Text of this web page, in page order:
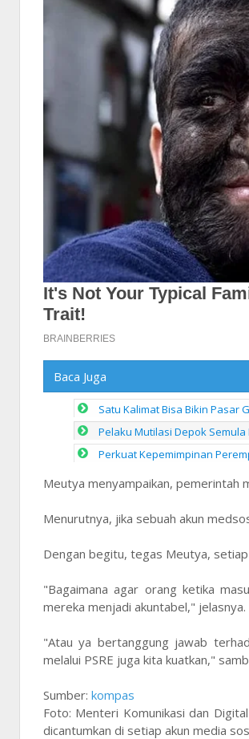
Baca Juga
Satu Kalimat Bisa Bikin Pasar
Pelaku Mutilasi Depok
Perkuat Kepemimpinan
Meutya menyampaikan, pemerintah
Menurutnya, jika sebuah akun
Dengan begitu, tegas Meutya,
"Bagaimana agar orang ketika
mereka menjadi akuntabel," jelasnya.
"Atau ya bertanggung jawab
melalui PSRE juga kita kuatkan,"
Sumber: kompas
Foto: Menteri Komunikasi dan
dicantumkan di setiap akun media